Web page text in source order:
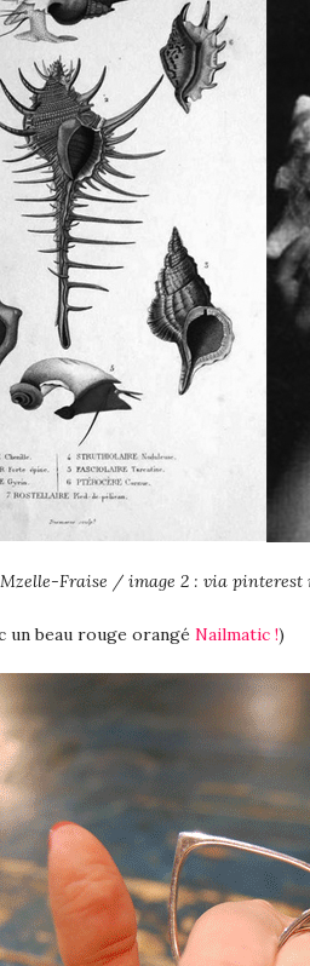
Mzelle-Fraise / image 2 : via pinterest
un beau rouge orangé Nailmatic !)